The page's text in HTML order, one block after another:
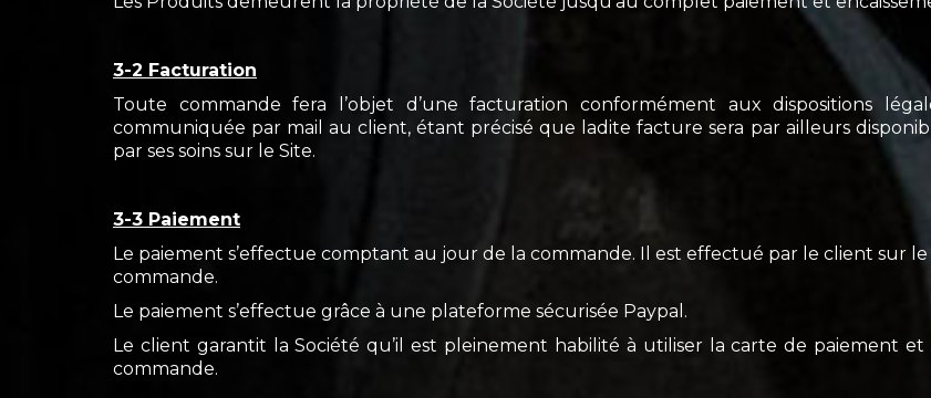
3-2 Facturation
Toute commande fera l’objet d’une facturation conformément aux dispositions
communiquée par mail au client, étant précisé que ladite facture sera par ailleurs
par ses soins sur le Site.
3-3 Paiement
Le paiement s’effectue comptant au jour de la commande. Il est effectué par le client sur
commande.
Le paiement s’effectue grâce à une plateforme sécurisée Paypal.
Le client garantit la Société qu’il est pleinement habilité à utiliser la carte de paiement et
commande.